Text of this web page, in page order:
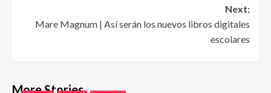
Next:
Mare Magnum | Así serán los nuevos libros digitales
escolares
More Stories